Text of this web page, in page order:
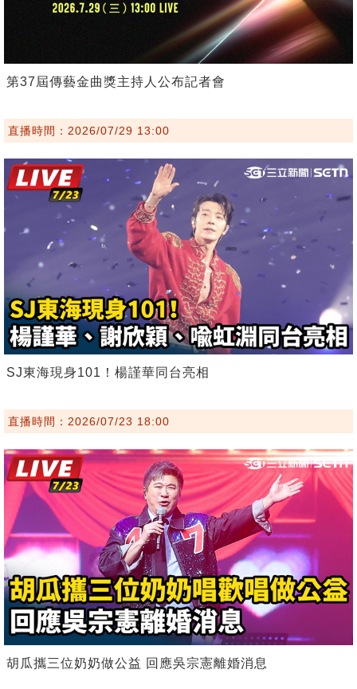
第37屆傳藝金曲獎主持人公布記者會
直播時間：2026/07/29 13:00
SJ東海現身101！楊謹華同台亮相
直播時間：2026/07/23 18:00
胡瓜攜三位奶奶做公益 回應吳宗憲離婚消息